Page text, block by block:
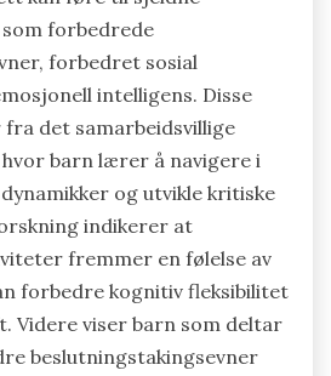
forbedrede
forbedret sosial
intelligens. Disse
det samarbeidsvillige
barn lærer å navigere i
og utvikle kritiske
indikerer at
fremmer en følelse av
forbedre kognitiv fleksibilitet
Videre viser barn som deltar
beslutningstakingsevner